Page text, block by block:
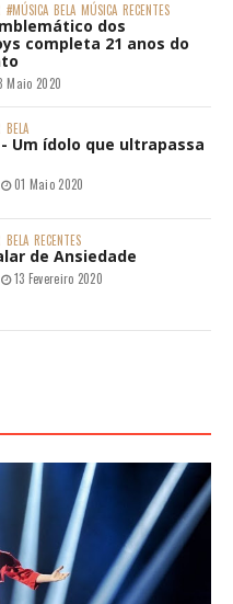
#MÚSICA BELA MÚSICA RECENTES
dos
completa 21 anos do
Maio 2020
BELA
Um ídolo que ultrapassa
01 Maio 2020
BELA RECENTES
de Ansiedade
13 Fevereiro 2020